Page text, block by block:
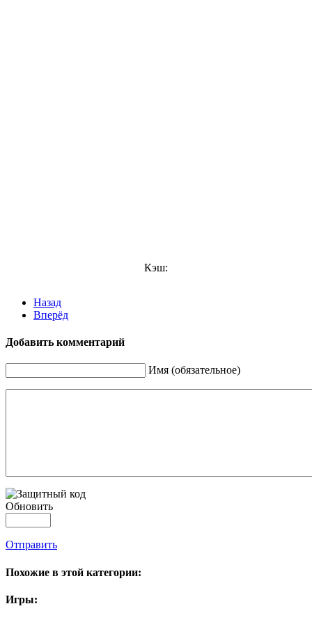
Кэш:
Назад
Вперёд
Добавить комментарий
Имя (обязательное)
Обновить
Отправить
Похожие в этой категории:
Игры: